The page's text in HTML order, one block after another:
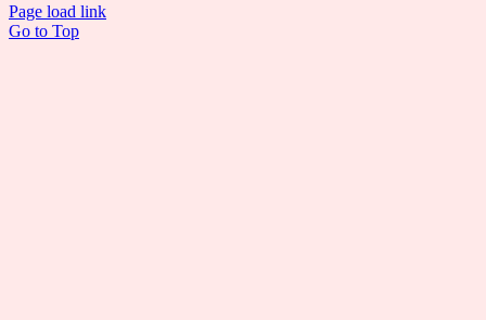
Page load link
Go to Top